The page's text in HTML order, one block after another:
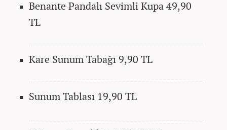
Benante Pandalı Sevimli Kupa 49,90
TL
Kare Sunum Tabağı 9,90 TL
Sunum Tablası 19,90 TL